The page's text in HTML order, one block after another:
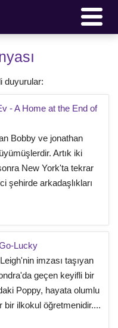
duyurular:
- A Home at the End of
Bobby ve jonathan
Artık iki
New York'ta tekrar
şehirde arkadaşlıkları
Lucky
imzası taşıyan
geçen keyifli bir
Poppy, hayata olumlu
bir ilkokul öğretmenidir....